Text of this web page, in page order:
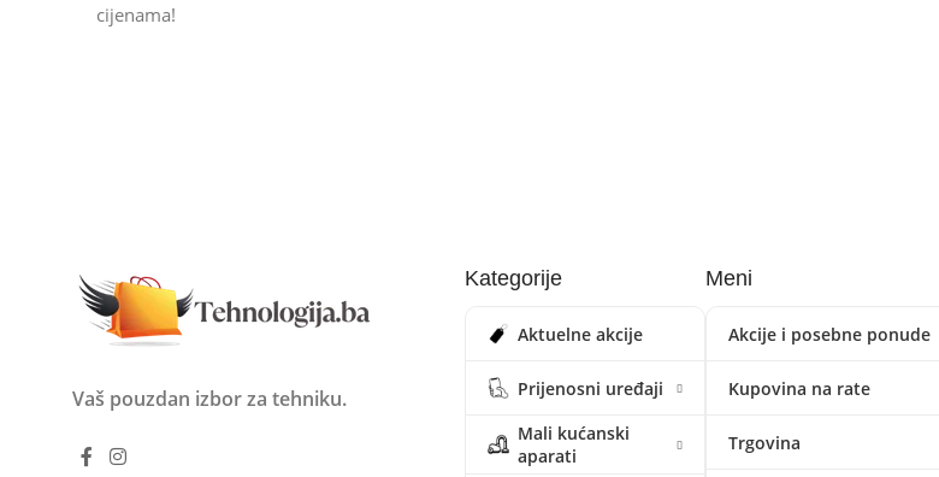
cijenama!
Vaš pouzdan izbor za tehniku.
Kategorije
Aktuelne akcije
Prijenosni uređaji
Mali kućanski
aparati
Meni
Akcije i posebne ponude
Kupovina na rate
Trgovina